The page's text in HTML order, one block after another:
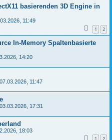
basierenden 3D Engine in
11:49
1 2
In-Memory Spaltenbasierte
14:20
07.03.2026, 11:47
03.03.2026, 17:31
18:03